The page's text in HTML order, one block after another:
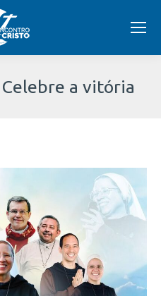
a vitória
está
aqui: